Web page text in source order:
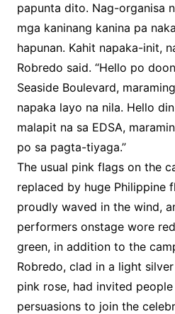
papunta dito. Nag-organisa
mga kaninang kanina pa
hapunan. Kahit napaka-init,
Robredo said. “Hello po
Seaside Boulevard,
napaka layo na nila. Hello
malapit na sa EDSA,
po sa pagta-tiyaga.”
The usual pink flags on the
replaced by huge Philippine
proudly waved in the wind,
performers onstage wore
green, in addition to the
Robredo, clad in a light
pink rose, had invited
persuasions to join the